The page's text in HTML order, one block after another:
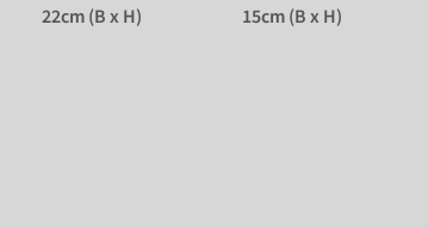
22cm (B x H)
15cm (B x H)